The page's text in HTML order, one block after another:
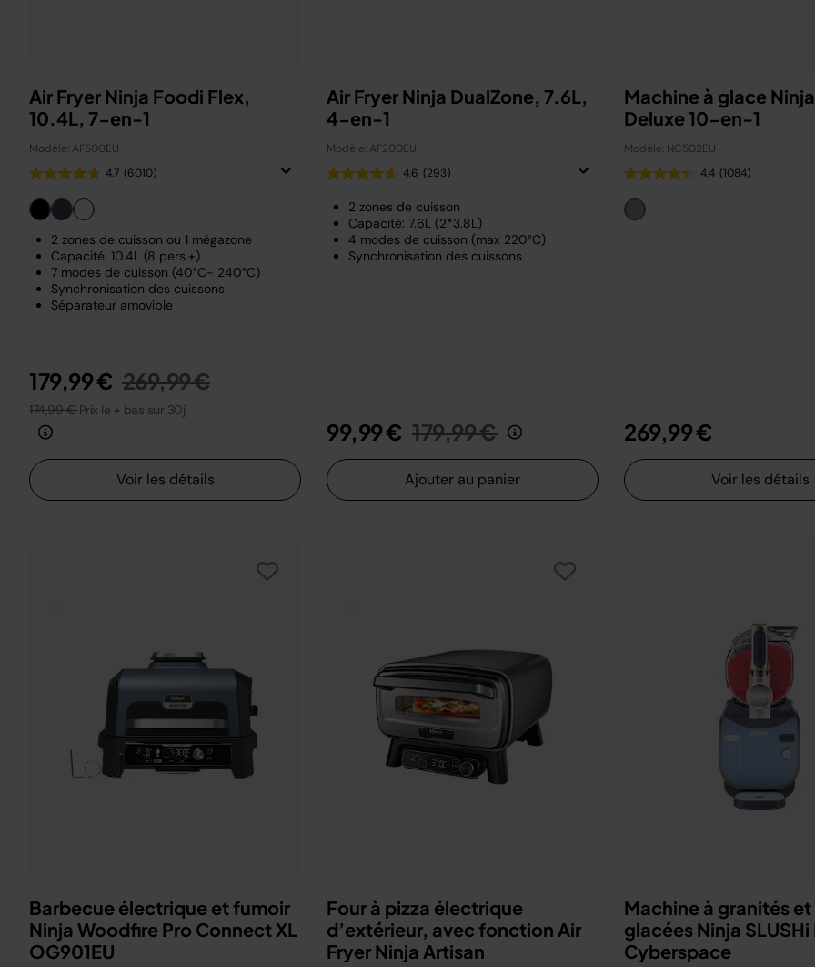
Air Fryer Ninja Foodi Flex,
10.4L, 7-en-1
Modèle: AF500EU
4.7 (6010)
2 zones de cuisson ou 1 mégazone
Capacité: 10.4L (8 pers.+)
7 modes de cuisson (40°C- 240°C)
Synchronisation des cuissons
Séparateur amovible
179,99 € Prix réduit de
269,99 €au
174,99 €Prix le + bas sur 30j
Voir les détails
Air Fryer Ninja DualZone, 7.6L,
4-en-1
Modèle: AF200EU
4.6 (293)
2 zones de cuisson
Capacité: 7.6L (2*3.8L)
4 modes de cuisson (max 220°C)
Synchronisation des cuissons
99,99 € Prix réduit de
179,99 €au
Ajouter au panier
Machine à glace
Deluxe 10-en-1
Modèle: NC502EU
4.4 (1084)
269,99 €
Voir les détails
Barbecue électrique et fumoir
Ninja Woodfire Pro Connect XL
OG901EU
Four à pizza électrique
d’extérieur, avec fonction Air
Fryer Ninja Artisan
Machine à granités
glacées Ninja SLUSHi
Cyberspace